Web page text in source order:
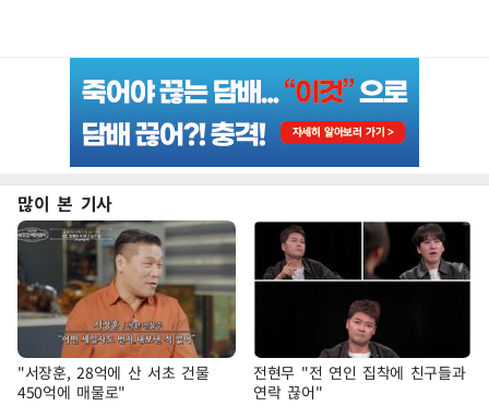
많이 본 기사
"서장훈, 28억에 산 서초 건물
450억에 매물로"
전현무 "전 연인 집착에 친구들과
연락 끊어"